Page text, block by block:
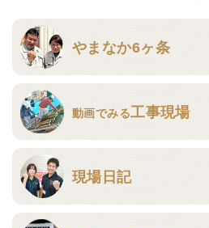
やまなか6ヶ条
動画でみる工事現場
現場日記